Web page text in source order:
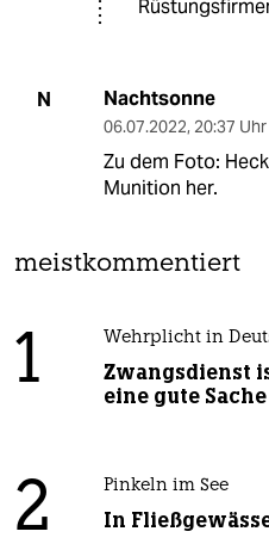
N Nachtsonne
06.07.2022, 20:37 Uhr
Zu dem Foto:
Munition her.
meistkommentiert
1 Wehrplicht in
Zwangsdienst
eine gute Sache
2 Pinkeln im See
In